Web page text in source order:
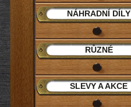
NÁHRADNÍ DÍLY
RŮZNÉ
SLEVY A AKCE